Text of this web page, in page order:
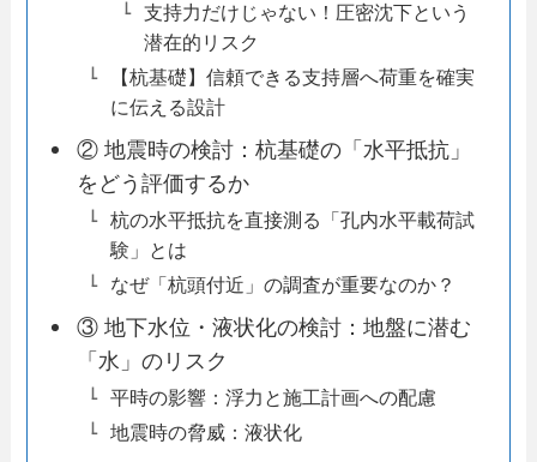
支持力だけじゃない！圧密沈下という
潜在的リスク
【杭基礎】信頼できる支持層へ荷重を確実
に伝える設計
② 地震時の検討：杭基礎の「水平抵抗」
をどう評価するか
杭の水平抵抗を直接測る「孔内水平載荷試
験」とは
なぜ「杭頭付近」の調査が重要なのか？
③ 地下水位・液状化の検討：地盤に潜む
「水」のリスク
平時の影響：浮力と施工計画への配慮
地震時の脅威：液状化